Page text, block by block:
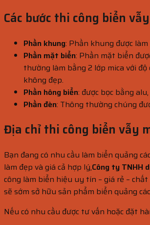
Các bước thi công biển
Phần khung: Phần khung được
Phần mặt biển: Phần mặt biển
thường làm bằng 2 lớp mica với
không đẹp.
Phần hông biển: được bọc bằng
Phần đèn: Thông thường chúng
Địa chỉ thi công biển vẫy
Bạn đang có nhu cầu làm biển quảng
làm đẹp và giá cả hợp lý,Công ty TNHH
công làm biển hiệu uy tín – giá rẻ –
sẽ sớm sở hữu sản phẩm biển quảng
Nếu có nhu cầu được tư vấn hoặc đặt